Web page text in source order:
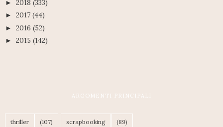
► 2018 (333)
► 2017 (44)
► 2016 (52)
► 2015 (142)
ARGOMENTI PRINCIPALI
thriller (107) scrapbooking (89)